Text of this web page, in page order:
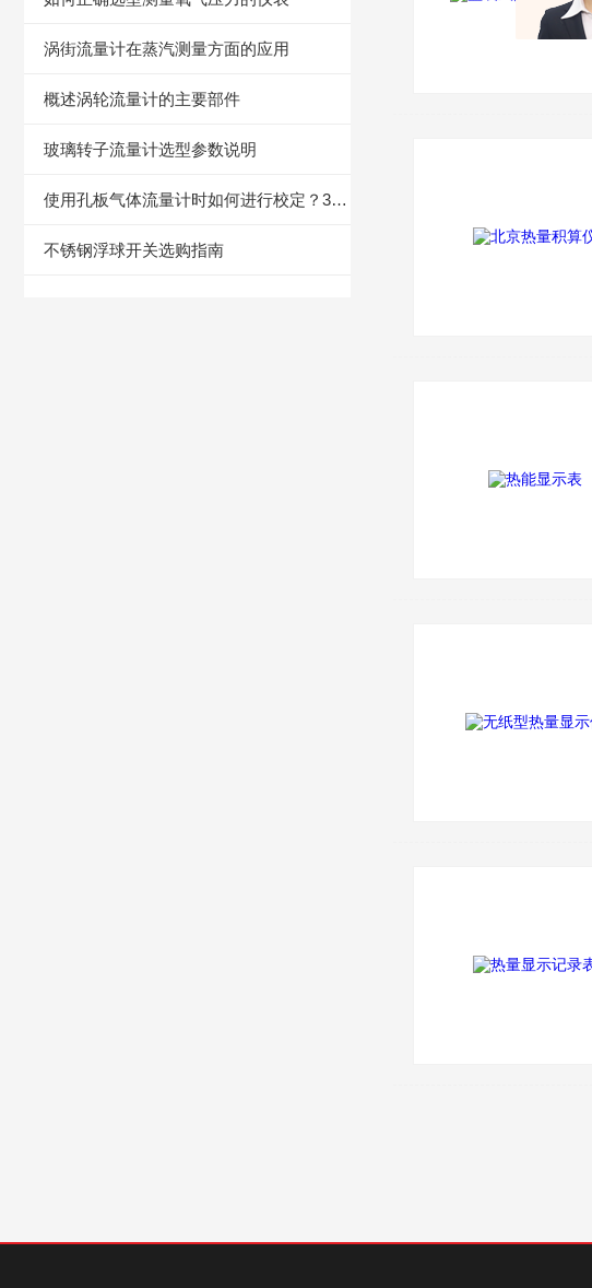
涡街流量计在蒸汽测量方面的应用
概述涡轮流量计的主要部件
玻璃转子流量计选型参数说明
使用孔板气体流量计时如何进行校定？3个方法轻松解决
不锈钢浮球开关选购指南